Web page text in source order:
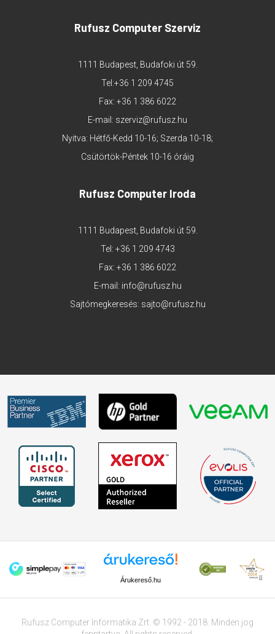
Rufusz Computer Szerviz
1111 Budapest, Budafoki út 59.
Tel:+36 1 209 4745
Fax: +36 1 386 6022
E-mail: szerviz@rufusz.hu
Nyitva: Hétfő-Kedd 10-16; Szerda 10-18;
Csütörtök-Péntek 10-16 óráig
Rufusz Computer Iroda
1111 Budapest, Budafoki út 59.
Tel: +36 1 209 4743
Fax: +36 1 386 6022
E-mail: info@rufusz.hu
Sajtómegkeresés: sajto@rufusz.hu
Árukereső.hu
Rufusz Computer Informatika Zrt. © 1992 - 2018. Minden jog